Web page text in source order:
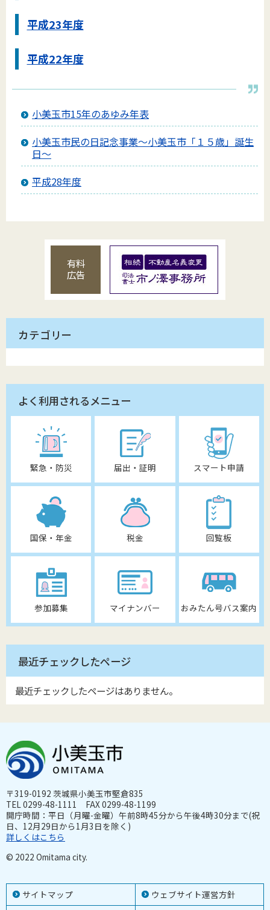
平成23年度
平成22年度
小美玉市15年のあゆみ年表
小美玉市民の日記念事業～小美玉市「１５歳」誕生
日～
平成28年度
有料
広告
カテゴリー
よく利用されるメニュー
緊急・防災 届出・証明 スマート申請
国保・年金 税金 回覧板
参加募集 マイナンバー おみたん号バス案内
最近チェックしたページ
最近チェックしたページはありません。
サイトマップ
ウェブサイト運営方針
〒319-0192 茨城県小美玉市堅倉835
TEL 0299-48-1111 FAX 0299-48-1199
開庁時間：平日（月曜-金曜）午前8時45分から午後4時30分まで(祝
日、12月29日から1月3日を除く)
詳しくはこちら
© 2022 Omitama city.